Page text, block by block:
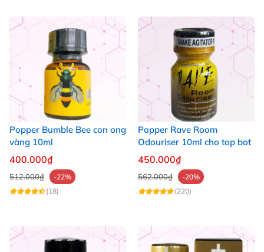
Popper Bumble Bee con ong
vàng 10ml
400.000₫
512.000₫
-22%
(18)
Popper Rave Room
Odouriser 10ml cho top bot
450.000₫
562.000₫
-20%
(220)